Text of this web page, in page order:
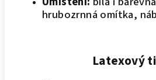
hrubozrnná omítka,
Latexový